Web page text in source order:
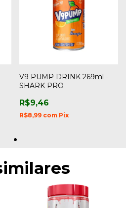
V9 PUMP DRINK 269ml -
SHARK PRO
R$9,46
R$8,99 com Pix